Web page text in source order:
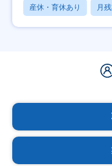
産休・育休あり 月